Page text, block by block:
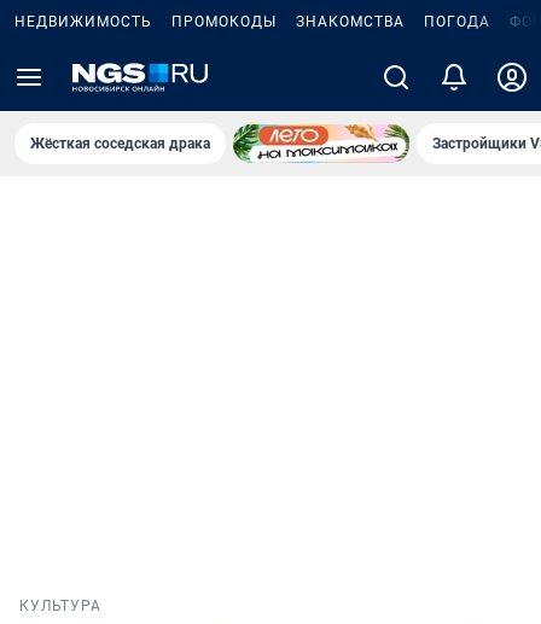
НЕДВИЖИМОСТЬ ПРОМОКОДЫ ЗНАКОМСТВА ПОГОДА
Жёсткая соседская драка Застройщики
КУЛЬТУРА